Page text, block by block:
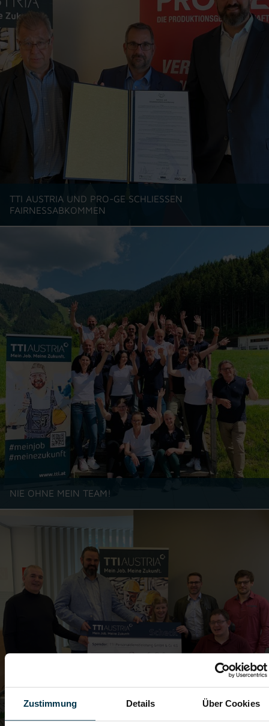
Zustimmung Details Über Cookies
TTI AUSTRIA UND PRO-GE SCHLIESSEN F
AIRNESSABKOMMEN
NIE OHNE MEIN TEAM!